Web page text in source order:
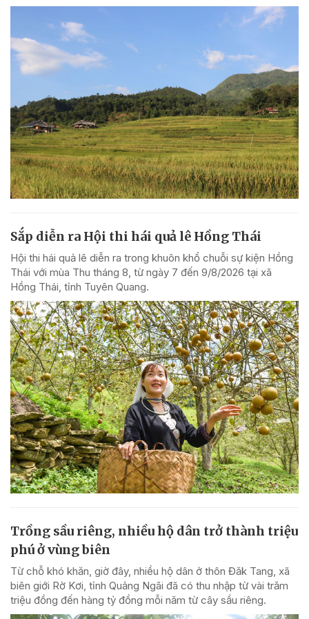
Sắp diễn ra Hội thi hái quả lê Hồng Thái
Hội thi hái quả lê diễn ra trong khuôn khổ chuỗi sự kiện Hồng
Thái với mùa Thu tháng 8, từ ngày 7 đến 9/8/2026 tại xã
Hồng Thái, tỉnh Tuyên Quang.
Trồng sầu riêng, nhiều hộ dân trở thành triệu
phú ở vùng biên
Từ chỗ khó khăn, giờ đây, nhiều hộ dân ở thôn Đăk Tang, xã
biên giới Rờ Kơi, tỉnh Quảng Ngãi đã có thu nhập từ vài trăm
triệu đồng đến hàng tỷ đồng mỗi năm từ cây sầu riêng.